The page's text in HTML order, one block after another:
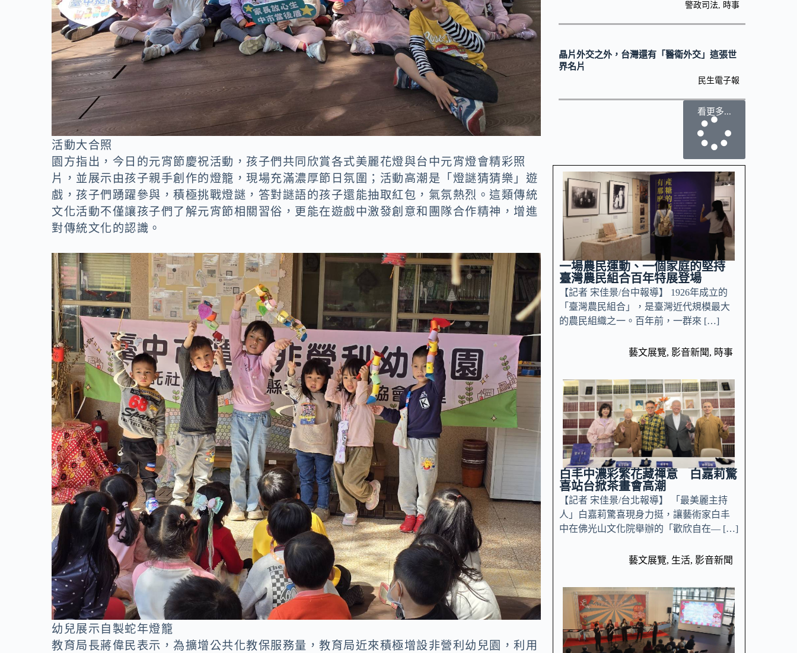
活動大合照
園方指出，今日的元宵節慶祝活動，孩子們共同欣賞各式美麗花燈與台中元宵燈會精彩照
片，並展示由孩子親手創作的燈籠，現場充滿濃厚節日氛圍；活動高潮是「燈謎猜猜樂」遊
戲，孩子們踴躍參與，積極挑戰燈謎，答對謎語的孩子還能抽取紅包，氣氛熱烈。這類傳統
文化活動不僅讓孩子們了解元宵節相關習俗，更能在遊戲中激發創意和團隊合作精神，增進
對傳統文化的認識。
幼兒展示自製蛇年燈籠
教育局長蔣偉民表示，為擴增公共化教保服務量，教育局近來積極增設非營利幼兒園，利用
警政司法, 時事
晶片外交之外，台灣還有「醫衛外交」這張世
界名片
民生電子報
看更多...
一場農民運動、一個家庭的堅持
臺灣農民組合百年特展登場
【記者 宋佳景/台中報導】 1926年成立的
「臺灣農民組合」，是臺灣近代規模最大
的農民組織之一。百年前，一群來 […]
藝文展覽, 影音新聞, 時事
白丰中濃彩繁花藏禪意 白嘉莉驚
喜站台掀茶畫會高潮
【記者 宋佳景/台北報導】 「最美麗主持
人」白嘉莉驚喜現身力挺，讓藝術家白丰
中在佛光山文化院舉辦的「歡欣自在— […]
藝文展覽, 生活, 影音新聞